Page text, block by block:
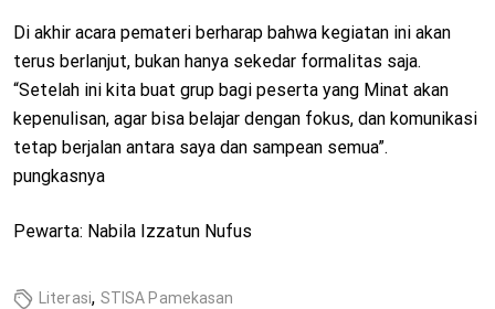
Di akhir acara pemateri berharap bahwa kegiatan ini akan
terus berlanjut, bukan hanya sekedar formalitas saja.
“Setelah ini kita buat grup bagi peserta yang Minat akan
kepenulisan, agar bisa belajar dengan fokus, dan komunikasi
tetap berjalan antara saya dan sampean semua”.
pungkasnya
Pewarta: Nabila Izzatun Nufus
Literasi, STISA Pamekasan